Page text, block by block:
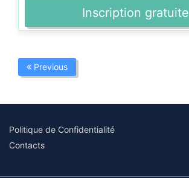
Inscription gratuite
Previous
Politique de Confidentialité
Contacts